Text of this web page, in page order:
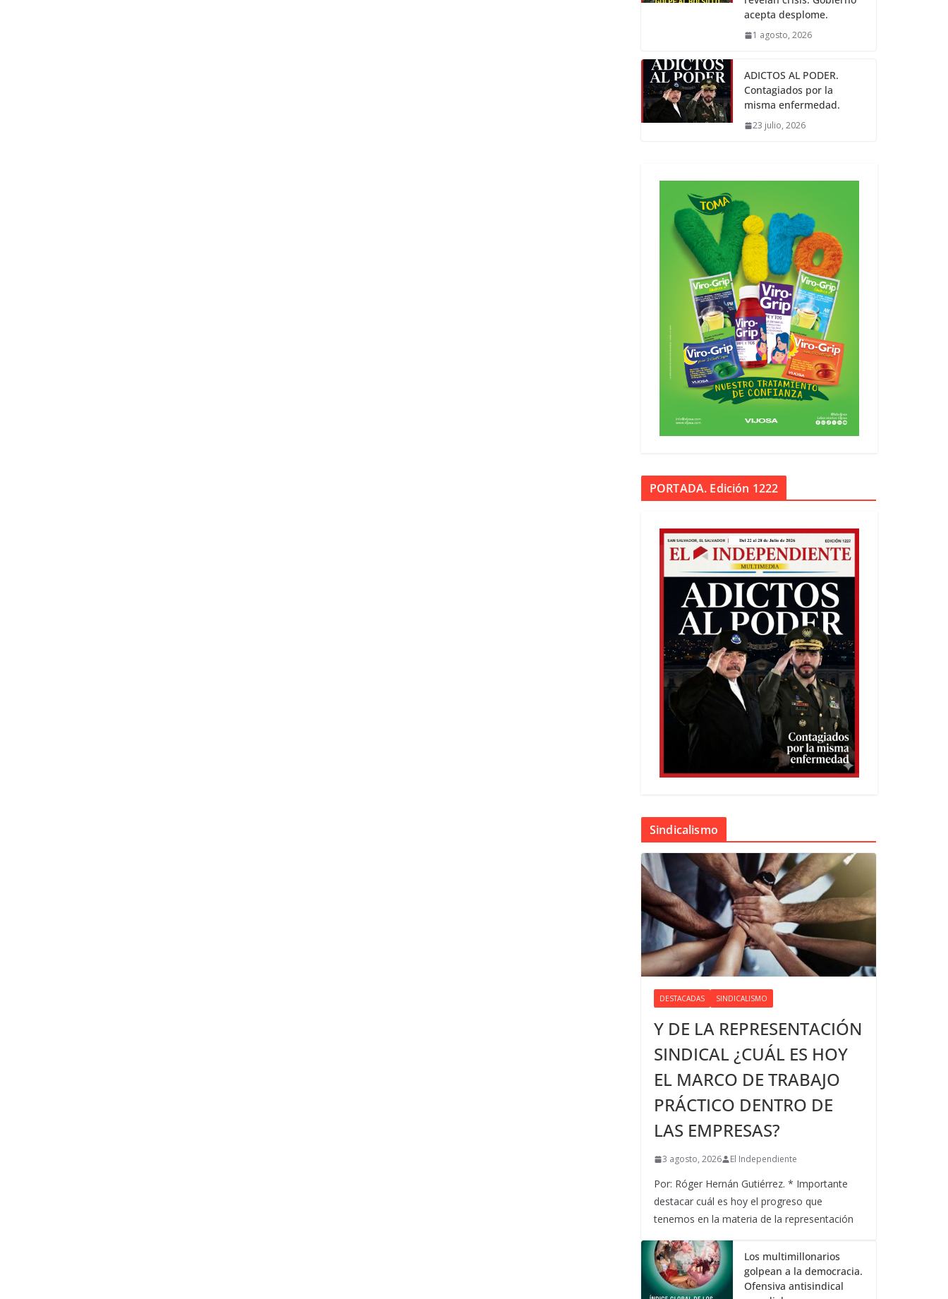
acepta desplome.
1 agosto, 2026
ADICTOS AL PODER.
Contagiados por la
misma enfermedad.
23 julio, 2026
PORTADA. Edición 1222
Sindicalismo
DESTACADAS SINDICALISMO
Y DE LA REPRESENTACIÓN
SINDICAL ¿CUÁL ES HOY
EL MARCO DE TRABAJO
PRÁCTICO DENTRO DE
LAS EMPRESAS?
3 agosto, 2026 El Independiente
Por: Róger Hernán Gutiérrez. * Importante
destacar cuál es hoy el progreso que
tenemos en la materia de la representación
Los multimillonarios
golpean a la democracia.
Ofensiva antisindical